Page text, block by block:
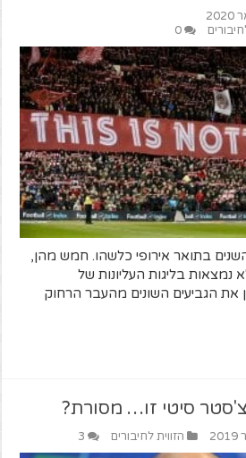
0
השנים בתואר אירופי כלשהו. חמש מהן,
בליגות העליונות של
את הגביעים השונים מהעבר הרחוק
סיטי זו… מסורת?
הזווית לחיבורים 3